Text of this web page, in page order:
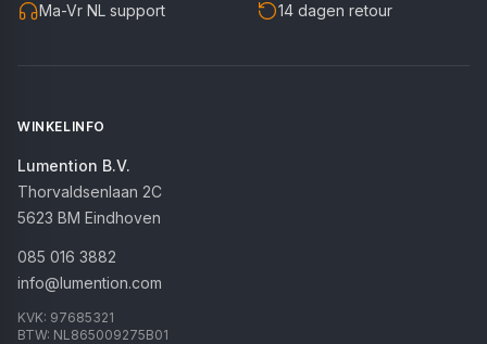
Ma-Vr NL support 14 dagen retour
WINKELINFO
Lumention B.V.
Thorvaldsenlaan 2C
5623 BM Eindhoven
085 016 3882
info@lumention.com
KVK: 97685321
BTW: NL865009275B01